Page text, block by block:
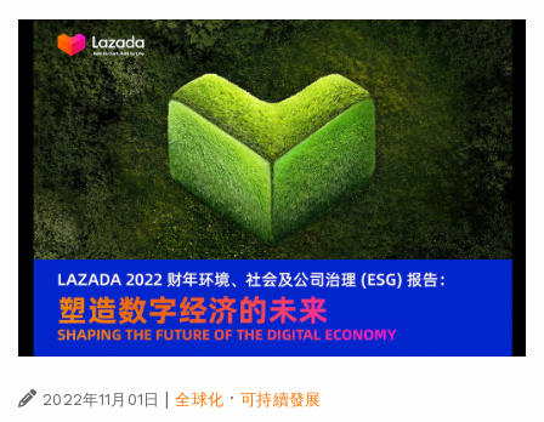
2022年11月01日 | 全球化·可持續發展